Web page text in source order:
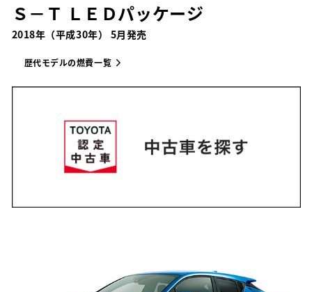
Ｓ－Ｔ ＬＥＤパッケージ
2018年（平成30年） 5月発売
歴代モデルの燃費一覧